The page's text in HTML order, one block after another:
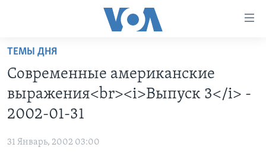
Перейти
основной
контент
Перейти
основной
навигации
ПРОГРАММЫ
ИТОГИ
ПРОЕКТЫ
НАША АМЕРИКАНСКАЯ ИСТОРИЯ
ИНТЕРВЬЮ
ТЕМЫ ДНЯ
Современные американские
выражения<br><i>Выпуск 3</i> -
2002-01-31
31 Январь, 2002 03:00